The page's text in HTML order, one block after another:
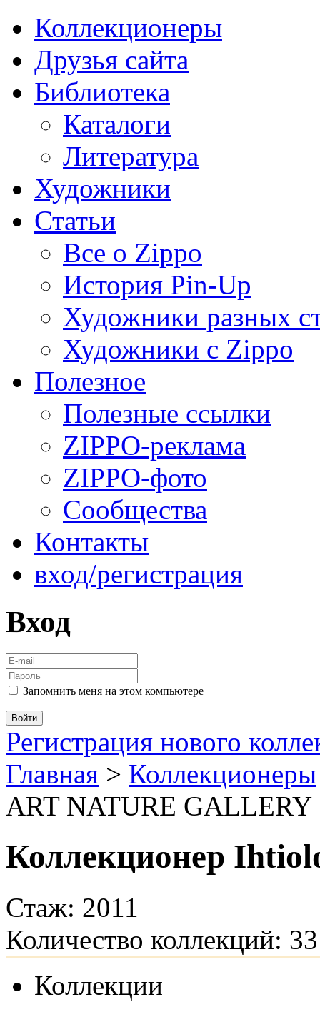
Коллекционеры
Друзья сайта
Библиотека
Каталоги
Литература
Художники
Статьи
Все о Zippo
История Pin-Up
Художники разных
Художники с Zippo
Полезное
Полезные ссылки
ZIPPO-реклама
ZIPPO-фото
Сообщества
Контакты
вход/регистрация
Вход
Запомнить меня на этом компьютере
Регистрация нового
Главная > Коллекционеры
ART NATURE GALLERY
Коллекционер
Стаж: 2011
Количество коллекций: 33
Коллекции